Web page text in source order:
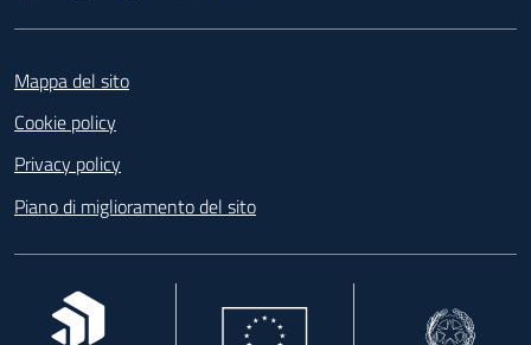
Mappa del sito
Cookie policy
Privacy policy
Piano di miglioramento del sito
, apre in una nuova scheda